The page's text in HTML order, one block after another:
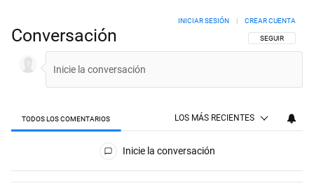
Conversación SIGA ESTA
SEGUIR
INICIAR SESIÓN CREAR CUENTA
TODOS LOS COMENTARIOS LOS MÁS RECIENTES
Todos los comentarios
Inicie la conversación